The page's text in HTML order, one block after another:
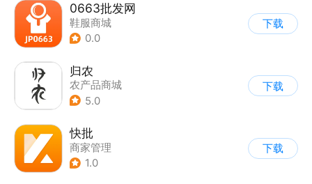
0663批发网
鞋服商城
0.0
下载
归农
农产品商城
5.0
下载
快批
商家管理
1.0
下载